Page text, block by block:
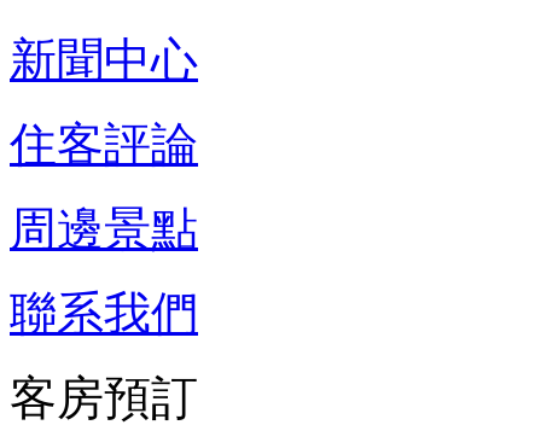
新聞中心
住客評論
周邊景點
聯系我們
客房預訂